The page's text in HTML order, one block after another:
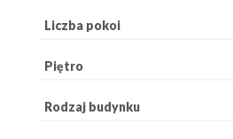
Liczba pokoi
Piętro
Rodzaj budynku